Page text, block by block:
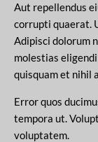
Aut repellendus
corrupti quaerat.
Adipisci dolorum
molestias
quisquam et nihil
Error quos
tempora ut.
voluptatem.